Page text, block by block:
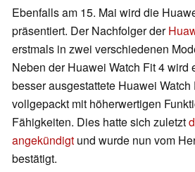
Ebenfalls am 15. Mai wird die
präsentiert. Der Nachfolger der
erstmals in zwei verschiedenen
Neben der Huawei Watch Fit 4 wird
besser ausgestattete Huawei Watch
vollgepackt mit höherwertigen
Fähigkeiten. Dies hatte sich zuletzt
angekündigt und wurde nun vom
bestätigt.